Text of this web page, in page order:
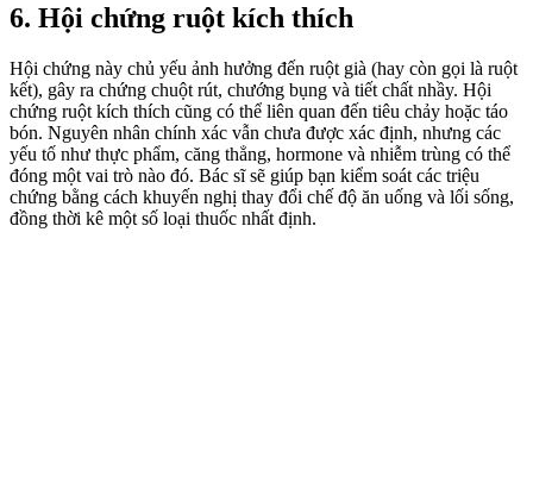
6. Hội chứng ruột kích thích
Hội chứng này chủ yếu ảnh hưởng đến ruột già (hay còn gọi là ruột
kết), gây ra chứng chuột rút, chướng bụng và tiết chất nhầy. Hội
chứng ruột kích thích cũng có thể liên quan đến tiêu chảy hoặc táo
bón. Nguyên nhân chính xác vẫn chưa được xác định, nhưng các
yếu tố như thực phẩm, căng thẳng, hormone và nhiễm trùng có thể
đóng một vai trò nào đó. Bác sĩ sẽ giúp bạn kiểm soát các triệu
chứng bằng cách khuyến nghị thay đổi chế độ ăn uống và lối sống,
đồng thời kê một số loại thuốc nhất định.